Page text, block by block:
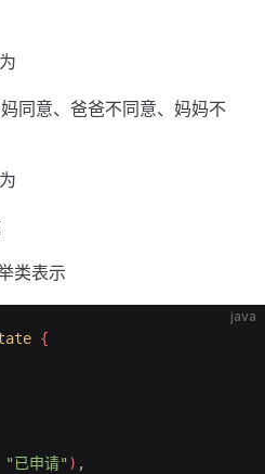
同意、爸爸不同意、妈妈不
类表示
java
{
"已申请" ) ,